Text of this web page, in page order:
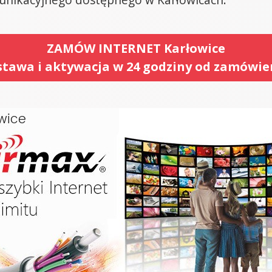
ZAMÓW INTERNET Karłowice
i aktywacja w 24 godziny od